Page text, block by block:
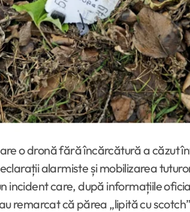
alarmiste și mobilizarea
incident care, după informațiile
remarcat că părea „lipită cu